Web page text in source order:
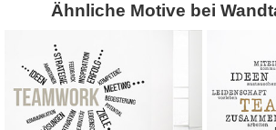
Ähnliche Motive bei